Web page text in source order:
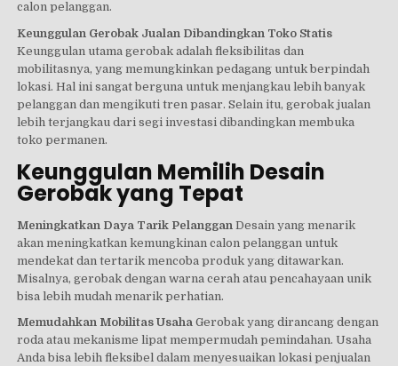
calon pelanggan.
Keunggulan Gerobak Jualan Dibandingkan Toko Statis
Keunggulan utama gerobak adalah fleksibilitas dan
mobilitasnya, yang memungkinkan pedagang untuk berpindah
lokasi. Hal ini sangat berguna untuk menjangkau lebih banyak
pelanggan dan mengikuti tren pasar. Selain itu, gerobak jualan
lebih terjangkau dari segi investasi dibandingkan membuka
toko permanen.
Keunggulan Memilih Desain
Gerobak yang Tepat
Meningkatkan Daya Tarik Pelanggan Desain yang menarik
akan meningkatkan kemungkinan calon pelanggan untuk
mendekat dan tertarik mencoba produk yang ditawarkan.
Misalnya, gerobak dengan warna cerah atau pencahayaan unik
bisa lebih mudah menarik perhatian.
Memudahkan Mobilitas Usaha Gerobak yang dirancang dengan
roda atau mekanisme lipat mempermudah pemindahan. Usaha
Anda bisa lebih fleksibel dalam menyesuaikan lokasi penjualan